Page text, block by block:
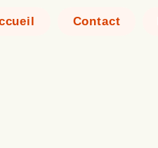
Contact